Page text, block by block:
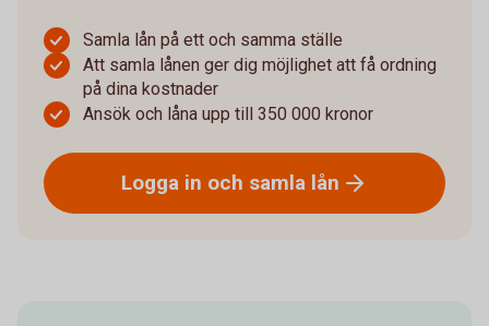
Samla lån på ett och samma ställe
Att samla lånen ger dig möjlighet att få ordning
på dina kostnader
Ansök och låna upp till 350 000 kronor
Logga in och samla lån